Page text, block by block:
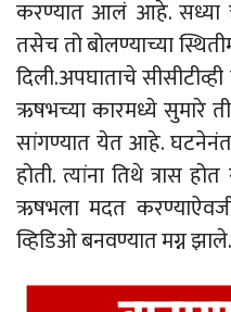
करण्यात आलं आहे. सध्या
तसेच तो बोलण्याच्या
दिली.अपघाताचे
ऋषभच्या कारमध्ये सुमारे
सांगण्यात येत आहे.
होती. त्यांना तिथे त्रास
ऋषभला मदत
व्हिडिओ बनवण्यात मग्न झाले.